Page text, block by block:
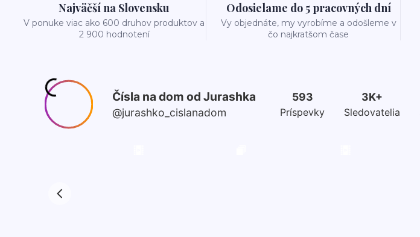
Najväčší na Slovensku
V ponuke viac ako 600 druhov produktov a
2 900 hodnotení
Odosielame do 5 pracovných dní
Vy objednáte, my vyrobíme a odošleme v
čo najkratšom čase